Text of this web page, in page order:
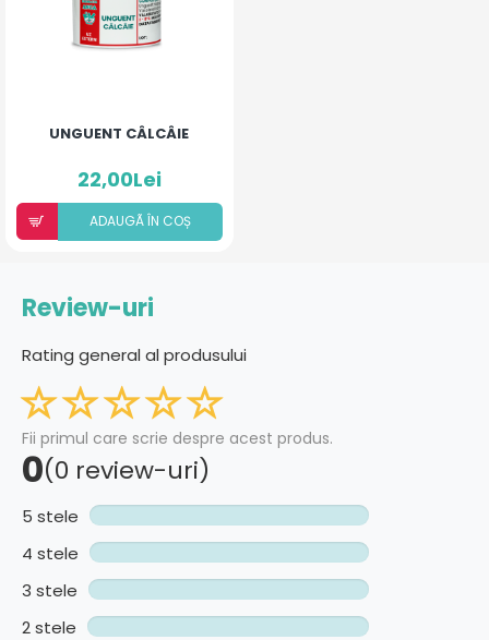
UNGUENT CÂLCÂIE
22,00Lei
ADAUGÃ ÎN COȘ
Review-uri
Rating general al produsului
Fii primul care scrie despre acest produs.
0(0 review-uri)
5 stele
4 stele
3 stele
2 stele